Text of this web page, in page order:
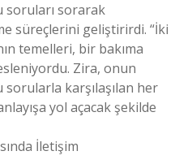
soruları sorarak
süreçlerini geliştirirdi. “İki
temelleri, bir bakıma
Zira, onun
karşılaşılan her
yol açacak şekilde
İletişim